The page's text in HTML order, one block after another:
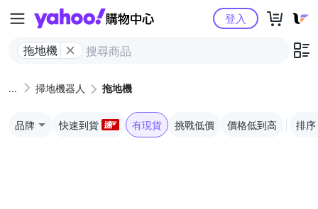
Yahoo購物中心
拖地機
登入
掃地機器人 拖地機
品牌 快速到貨 有現貨 挑戰低價 價格低到高 排序